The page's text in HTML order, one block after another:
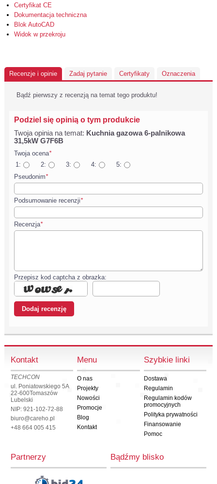
Certyfikat CE
Dokumentacja techniczna
Blok AutoCAD
Widok w przekroju
Recenzje i opinie Zadaj pytanie Certyfikaty Oznaczenia
Bądź pierwszy z recenzją na temat tego produktu!
Podziel się opinią o tym produkcie
Twoja opinia na temat: Kuchnia gazowa 6-palnikowa
31,5kW G7F6B
Twoja ocena*
1:
2: 3: 4:
5:
Pseudonim*
Podsumowanie recenzji*
Recenzja*
Przepisz kod captcha z obrazka:
Kontakt
TECHCON
ul. Poniatowskiego 5A
22-600Tomaszów
Lubelski
NIP: 921-102-72-88
biuro@careho.pl
+48 664 005 415
Menu
O nas
Projekty
Nowości
Promocje
Blog
Kontakt
Szybkie linki
Dostawa
Regulamin
Regulamin kodów
promocyjnych
Polityka prywatności
Finansowanie
Pomoc
Partnerzy Bądźmy blisko